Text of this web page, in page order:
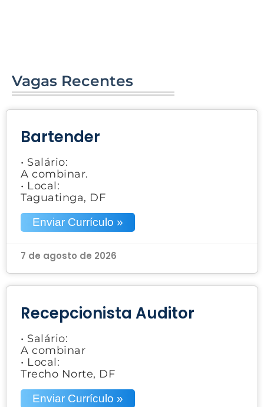
Vagas Recentes
Bartender
• Salário:
A combinar.
• Local:
Taguatinga, DF
Enviar Currículo »
7 de agosto de 2026
Recepcionista Auditor
• Salário:
A combinar
• Local:
Trecho Norte, DF
Enviar Currículo »